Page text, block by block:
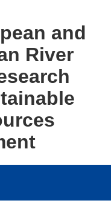
and
River